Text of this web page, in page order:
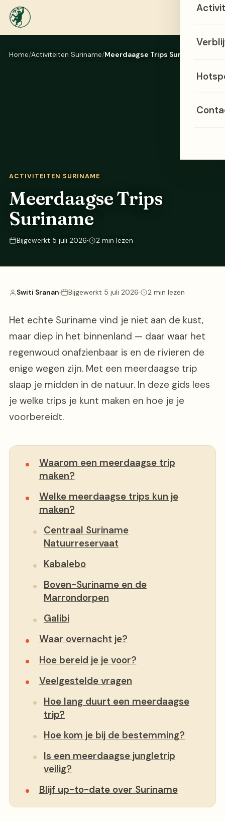
Menu
Home Activiteiten Suriname Meerdaagse Trips Suriname
ACTIVITEITEN SURINAME
Meerdaagse Trips
Suriname
Bijgewerkt 5 juli 2026 2 min lezen
Switi Sranan Bijgewerkt 5 juli 2026 2 min lezen
Het echte Suriname vind je niet aan de kust,
maar diep in het binnenland — daar waar het
regenwoud onafzienbaar is en de rivieren de
enige wegen zijn. Met een meerdaagse trip
slaap je midden in de natuur. In deze gids lees
je welke trips je kunt maken en hoe je je
voorbereidt.
Waarom een meerdaagse trip
maken?
Welke meerdaagse trips kun je
maken?
Centraal Suriname
Natuurreservaat
Kabalebo
Boven-Suriname en de
Marrondorpen
Galibi
Waar overnacht je?
Hoe bereid je je voor?
Veelgestelde vragen
Hoe lang duurt een meerdaagse
trip?
Hoe kom je bij de bestemming?
Is een meerdaagse jungletrip
veilig?
Blijf up-to-date over Suriname